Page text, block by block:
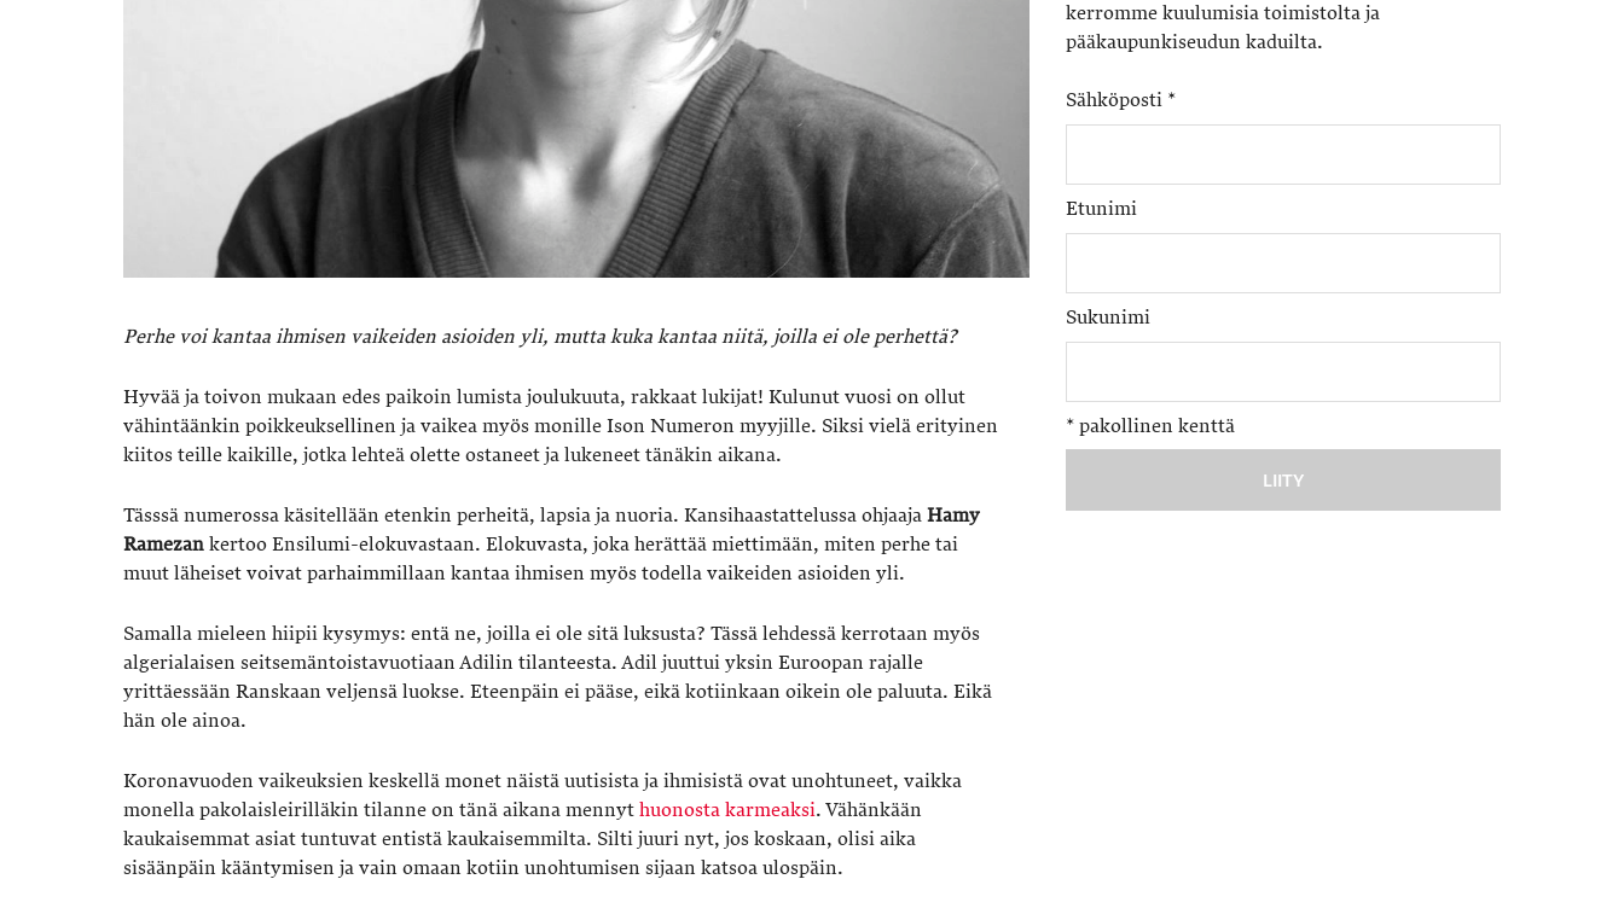
Perhe voi kantaa ihmisen vaikeiden asioiden yli, mutta kuka kantaa niitä, joilla ei ole perhettä?
Hyvää ja toivon mukaan edes paikoin lumista joulukuuta, rakkaat lukijat! Kulunut vuosi on ollut
vähintäänkin poikkeuksellinen ja vaikea myös monille Ison Numeron myyjille. Siksi vielä erityinen
kiitos teille kaikille, jotka lehteä olette ostaneet ja lukeneet tänäkin aikana.
Tässsä numerossa käsitellään etenkin perheitä, lapsia ja nuoria. Kansihaastattelussa ohjaaja Hamy
Ramezan kertoo Ensilumi-elokuvastaan. Elokuvasta, joka herättää miettimään, miten perhe tai
muut läheiset voivat parhaimmillaan kantaa ihmisen myös todella vaikeiden asioiden yli.
Samalla mieleen hiipii kysymys: entä ne, joilla ei ole sitä luksusta? Tässä lehdessä kerrotaan myös
algerialaisen seitsemäntoistavuotiaan Adilin tilanteesta. Adil juuttui yksin Euroopan rajalle
yrittäessään Ranskaan veljensä luokse. Eteenpäin ei pääse, eikä kotiinkaan oikein ole paluuta. Eikä
hän ole ainoa.
Koronavuoden vaikeuksien keskellä monet näistä uutisista ja ihmisistä ovat unohtuneet, vaikka
monella pakolaisleirilläkin tilanne on tänä aikana mennyt huonosta karmeaksi. Vähänkään
kaukaisemmat asiat tuntuvat entistä kaukaisemmilta. Silti juuri nyt, jos koskaan, olisi aika
sisäänpäin kääntymisen ja vain omaan kotiin unohtumisen sijaan katsoa ulospäin.
kerromme kuulumisia toimistolta ja
pääkaupunkiseudun kaduilta.
Sähköposti *
Etunimi
Sukunimi
* pakollinen kenttä